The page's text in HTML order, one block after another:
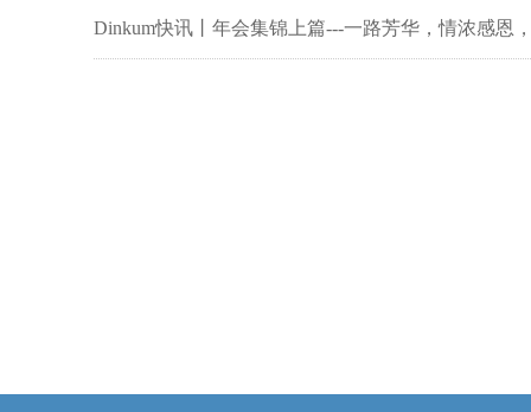
Dinkum快讯丨年会集锦上篇---一路芳华，情浓感恩